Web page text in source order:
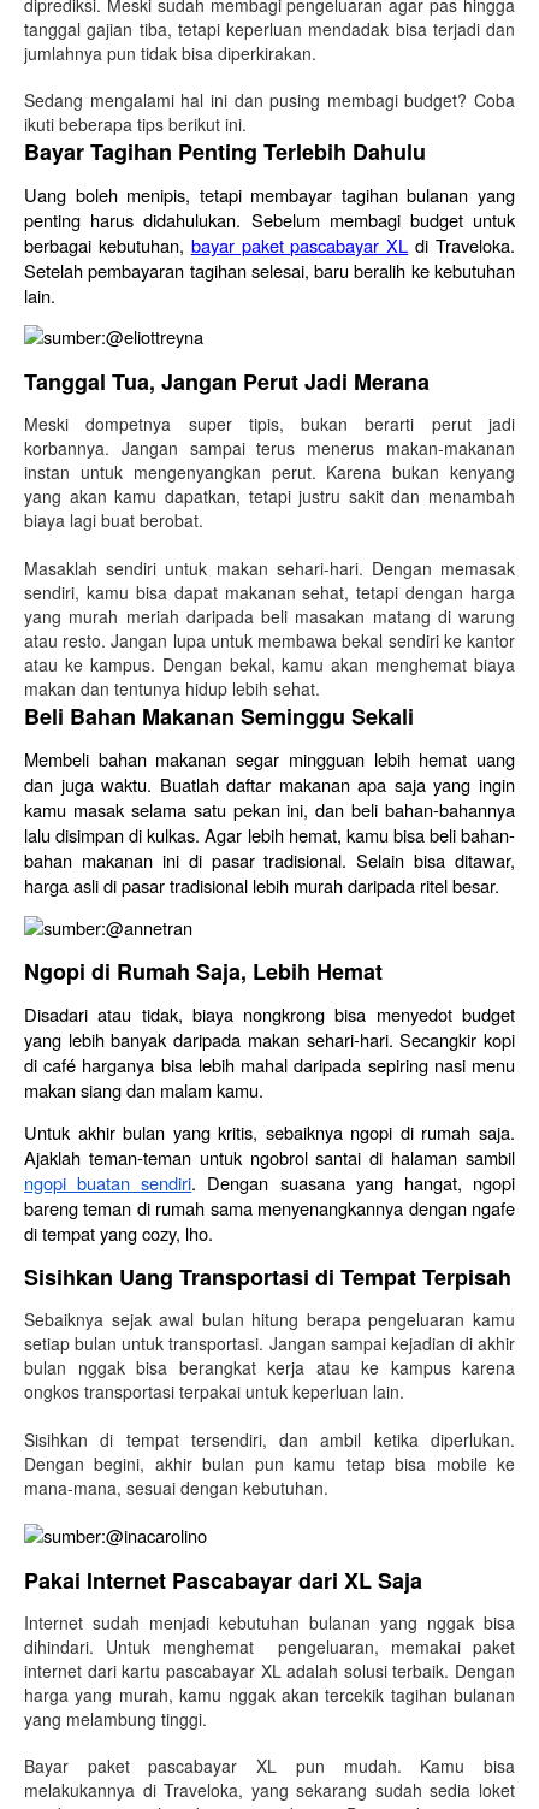
tanggal gajian tiba, tetapi keperluan mendadak bisa terjadi dan
jumlahnya pun tidak bisa diperkirakan.
Sedang mengalami hal ini dan pusing membagi budget? Coba
ikuti beberapa tips berikut ini.
Bayar Tagihan Penting Terlebih Dahulu
Uang boleh menipis, tetapi membayar tagihan bulanan yang
penting harus didahulukan. Sebelum membagi budget untuk
berbagai kebutuhan, bayar paket pascabayar XL di Traveloka.
Setelah pembayaran tagihan selesai, baru beralih ke kebutuhan
lain.
sumber:@eliottreyna
Tanggal Tua, Jangan Perut Jadi Merana
Meski dompetnya super tipis, bukan berarti perut jadi
korbannya. Jangan sampai terus menerus makan-makanan
instan untuk mengenyangkan perut. Karena bukan kenyang
yang akan kamu dapatkan, tetapi justru sakit dan menambah
biaya lagi buat berobat.
Masaklah sendiri untuk makan sehari-hari. Dengan memasak
sendiri, kamu bisa dapat makanan sehat, tetapi dengan harga
yang murah meriah daripada beli masakan matang di warung
atau resto. Jangan lupa untuk membawa bekal sendiri ke kantor
atau ke kampus. Dengan bekal, kamu akan menghemat biaya
makan dan tentunya hidup lebih sehat.
Beli Bahan Makanan Seminggu Sekali
Membeli bahan makanan segar mingguan lebih hemat uang
dan juga waktu. Buatlah daftar makanan apa saja yang ingin
kamu masak selama satu pekan ini, dan beli bahan-bahannya
lalu disimpan di kulkas. Agar lebih hemat, kamu bisa beli bahan-
bahan makanan ini di pasar tradisional. Selain bisa ditawar,
harga asli di pasar tradisional lebih murah daripada ritel besar.
sumber:@annetran
Ngopi di Rumah Saja, Lebih Hemat
Disadari atau tidak, biaya nongkrong bisa menyedot budget
yang lebih banyak daripada makan sehari-hari. Secangkir kopi
di café harganya bisa lebih mahal daripada sepiring nasi menu
makan siang dan malam kamu.
Untuk akhir bulan yang kritis, sebaiknya ngopi di rumah saja.
ngopi buatan sendiri. Dengan suasana yang hangat, ngopi
bareng teman di rumah sama menyenangkannya dengan ngafe
di tempat yang cozy, lho.
Sisihkan Uang Transportasi di Tempat Terpisah
Sebaiknya sejak awal bulan hitung berapa pengeluaran kamu
setiap bulan untuk transportasi. Jangan sampai kejadian di akhir
bulan nggak bisa berangkat kerja atau ke kampus karena
ongkos transportasi terpakai untuk keperluan lain.
Sisihkan di tempat tersendiri, dan ambil ketika diperlukan.
Dengan begini, akhir bulan pun kamu tetap bisa mobile ke
mana-mana, sesuai dengan kebutuhan.
sumber:@inacarolino
Pakai Internet Pascabayar dari XL Saja
Internet sudah menjadi kebutuhan bulanan yang nggak bisa
dihindari. Untuk menghemat pengeluaran, memakai paket
internet dari kartu pascabayar XL adalah solusi terbaik. Dengan
harga yang murah, kamu nggak akan tercekik tagihan bulanan
yang melambung tinggi.
Bayar paket pascabayar XL pun mudah. Kamu bisa
melakukannya di Traveloka, yang sekarang sudah sedia loket